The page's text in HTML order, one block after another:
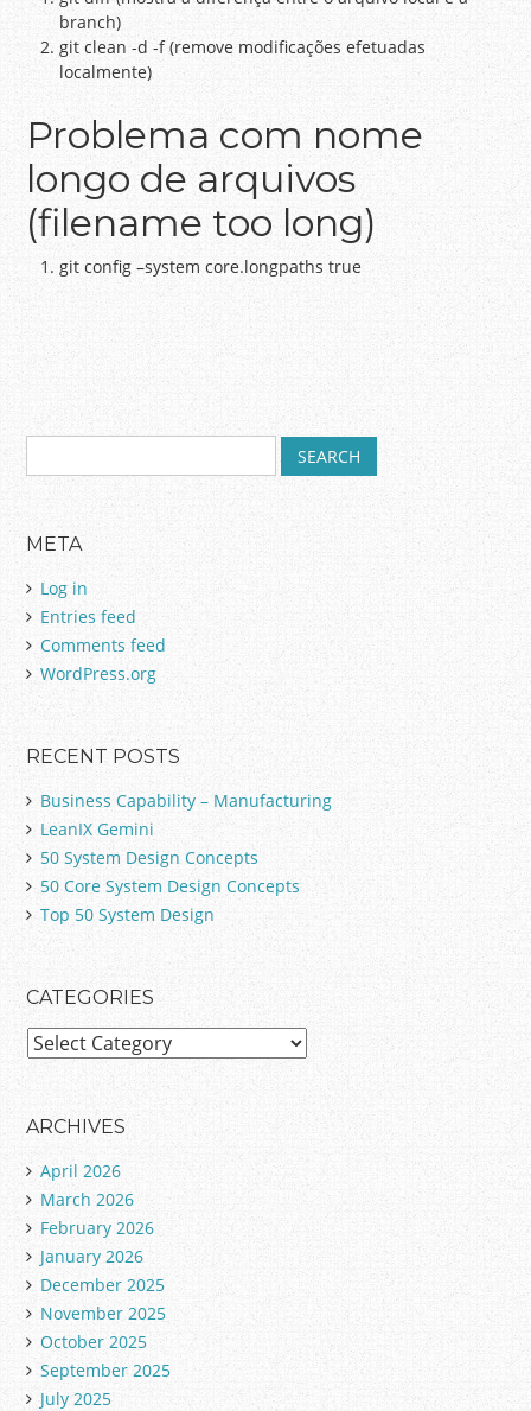
branch)
git clean -d -f (remove modificações efetuadas
localmente)
Problema com nome
longo de arquivos
(filename too long)
git config –system core.longpaths true
Post navigation
e
c
f
o
r
:
META
Log in
Entries feed
Comments feed
WordPress.org
RECENT POSTS
Business Capability – Manufacturing
LeanIX Gemini
50 System Design Concepts
50 Core System Design Concepts
Top 50 System Design
CATEGORIES
C
e
g
o
r
i
e
s
ARCHIVES
April 2026
March 2026
February 2026
January 2026
December 2025
November 2025
October 2025
September 2025
July 2025